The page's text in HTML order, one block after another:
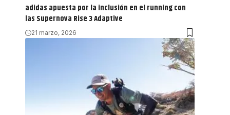
adidas apuesta por la inclusión en el running con
las Supernova Rise 3 Adaptive
21 marzo, 2026